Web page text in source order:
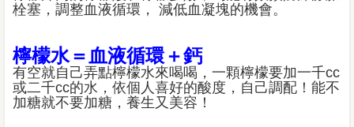
栓塞，調整血液循環， 減低血凝塊的機會。
檸檬水＝血液循環＋鈣
有空就自己弄點檸檬水來喝喝，一顆檸檬要加一千cc
或二千cc的水，依個人喜好的酸度，自己調配！能不
加糖就不要加糖，養生又美容！